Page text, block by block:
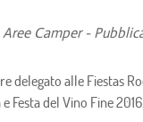
Camper -
delegato alle Fiestas
Festa del Vino Fine